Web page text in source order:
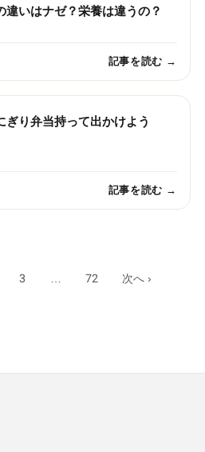
違いはナゼ？栄養は違うの？
記事を読む →
ぎり弁当持って出かけよう
記事を読む →
3 72 次へ ›